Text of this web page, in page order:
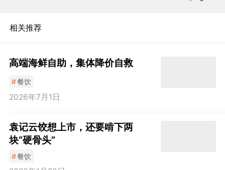
相关推荐
高端海鲜自助，集体降价自救
#餐饮
2026年7月1日
袁记云饺想上市，还要啃下两
块“硬骨头”
#餐饮